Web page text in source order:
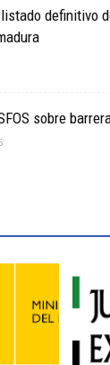
definitivo
sobre